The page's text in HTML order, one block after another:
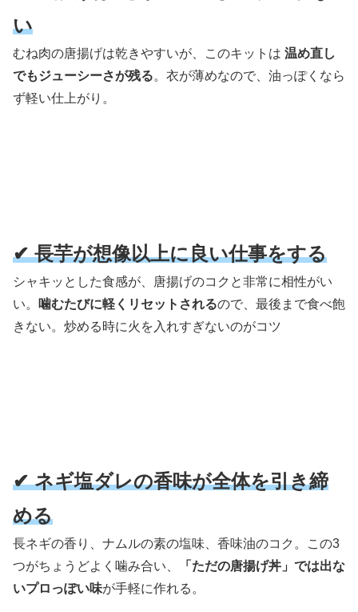
い
むね肉の唐揚げは乾きやすいが、このキットは 温め直し
でもジューシーさが残る。衣が薄めなので、油っぽくなら
ず軽い仕上がり。
✔ 長芋が想像以上に良い仕事をする
シャキッとした食感が、唐揚げのコクと非常に相性がい
い。
噛むたびに軽くリセットされるので、最後まで食べ飽
きない。炒める時に火を入れすぎないのがコツ
✔ ネギ塩ダレの香味が全体を引き締
める
長ネギの香り、ナムルの素の塩味、香味油のコク。この3
つがちょうどよく噛み合い、
「ただの唐揚げ丼」では出な
いプロっぽい味が手軽に作れる。